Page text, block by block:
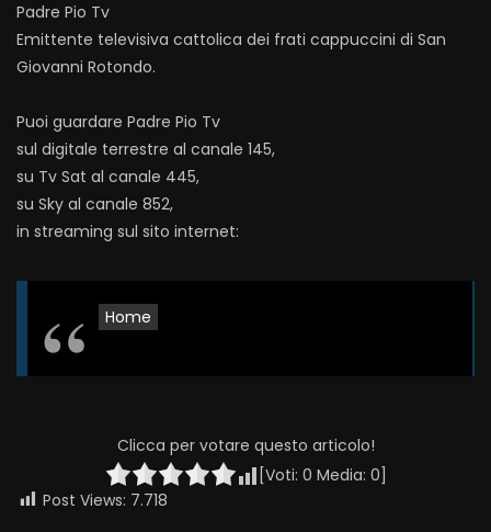
Padre Pio Tv
Emittente televisiva cattolica dei frati cappuccini di San
Giovanni Rotondo.
Puoi guardare Padre Pio Tv
sul digitale terrestre al canale 145,
su Tv Sat al canale 445,
su Sky al canale 852,
in streaming sul sito internet:
Home
Clicca per votare questo articolo!
[Voti: 0 Media: 0]
Post Views: 7.718